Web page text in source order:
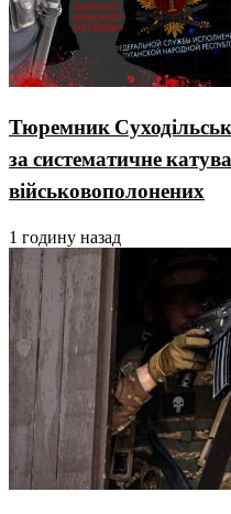
Тюремник
за систематичне
військовополонених
1 годину назад